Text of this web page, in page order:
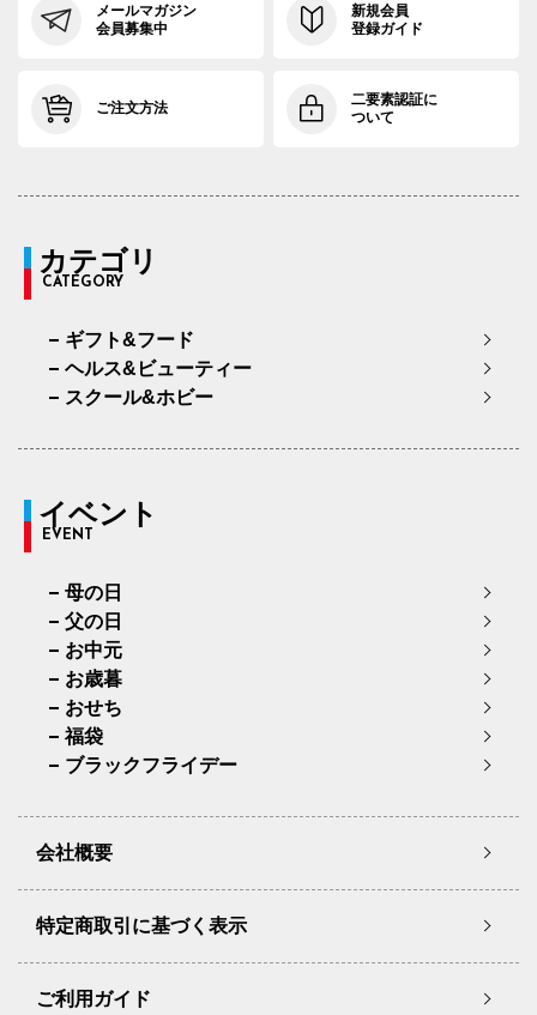
メールマガジン
会員募集中
新規会員
登録ガイド
ご注文方法
二要素認証に
ついて
カテゴリ
CATEGORY
ギフト&フード
ヘルス&ビューティー
スクール&ホビー
イベント
EVENT
母の日
父の日
お中元
お歳暮
おせち
福袋
ブラックフライデー
会社概要
特定商取引に基づく表示
ご利用ガイド